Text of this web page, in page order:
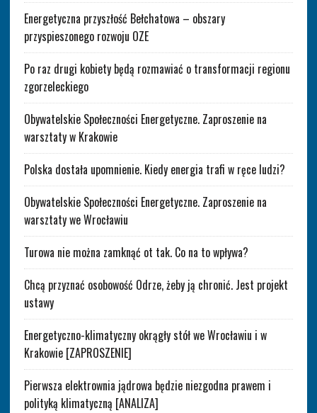
Energetyczna przyszłość Bełchatowa – obszary
przyspieszonego rozwoju OZE
Po raz drugi kobiety będą rozmawiać o transformacji regionu
zgorzeleckiego
Obywatelskie Społeczności Energetyczne. Zaproszenie na
warsztaty w Krakowie
Polska dostała upomnienie. Kiedy energia trafi w ręce ludzi?
Obywatelskie Społeczności Energetyczne. Zaproszenie na
warsztaty we Wrocławiu
Turowa nie można zamknąć ot tak. Co na to wpływa?
Chcą przyznać osobowość Odrze, żeby ją chronić. Jest projekt
ustawy
Energetyczno-klimatyczny okrągły stół we Wrocławiu i w
Krakowie [ZAPROSZENIE]
Pierwsza elektrownia jądrowa będzie niezgodna prawem i
polityką klimatyczną [ANALIZA]